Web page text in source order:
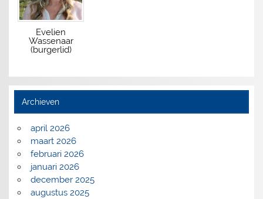
Evelien
Wassenaar
(burgerlid)
Archieven
april 2026
maart 2026
februari 2026
januari 2026
december 2025
augustus 2025